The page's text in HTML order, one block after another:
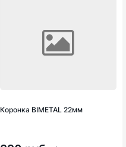
Коронка BIMETAL 22мм